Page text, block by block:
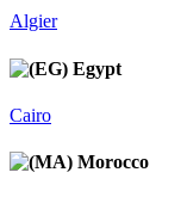
Algier
Egypt
Cairo
Morocco